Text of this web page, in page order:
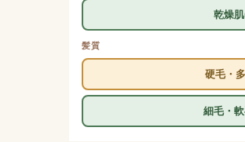
乾燥
髪質
硬毛・
細毛・